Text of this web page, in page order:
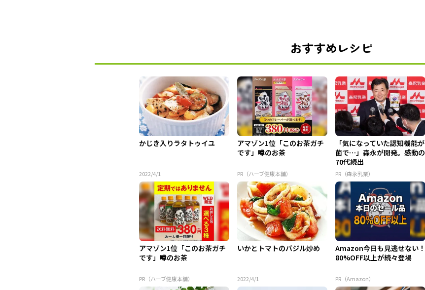
おすすめレシピ
かじき入りラタトゥイユ
2022/4/1
アマゾン1位「このお茶ガチ
です」噂のお茶
PR（ハーブ健康本舗）
「気になっていた認知機能が
菌で…」森永が開発。感動の
70代続出
PR（森永乳業）
アマゾン1位「このお茶ガチ
です」噂のお茶
PR（ハーブ健康本舗）
いかとトマトのバジル炒め
2022/4/1
Amazon今日も見逃せない！
80%OFF以上が続々登場
PR（Amazon）